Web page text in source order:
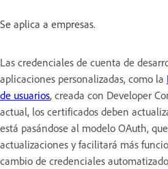
Se aplica a empresas.
Las credenciales de cuenta de
aplicaciones personalizadas, como la
de usuarios, creada con Developer
actual, los certificados deben
está pasándose al modelo OAuth,
actualizaciones y facilitará más
cambio de credenciales